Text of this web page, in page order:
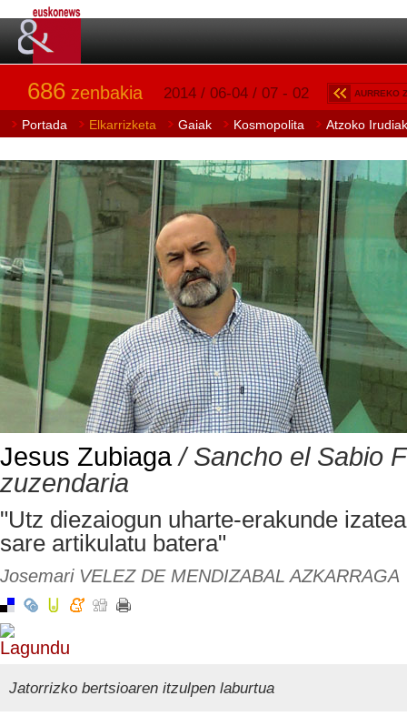
686 zenbakia 2014 / 06-04 / 07 - 02 AURREKO
Portada Elkarrizketa Gaiak Kosmopolita Atzoko Irudiak
Jesus Zubiaga/ Sancho el Sabio
zuzendaria
"Utz diezaiogun uharte-erakunde
sare artikulatu batera"
Josemari VELEZ DE MENDIZABAL AZKARRAGA
Jatorrizko bertsioaren itzulpen laburtua